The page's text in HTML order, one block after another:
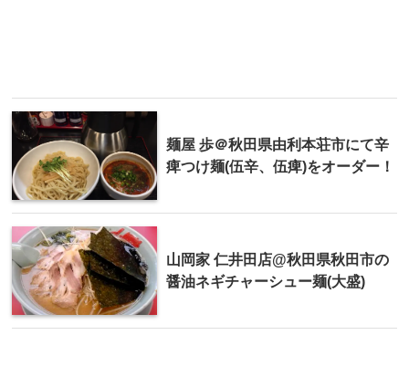
麺屋 歩＠秋田県由利本荘市にて辛
痺つけ麺(伍辛、伍痺)をオーダー！
山岡家 仁井田店@秋田県秋田市の
醤油ネギチャーシュー麺(大盛)